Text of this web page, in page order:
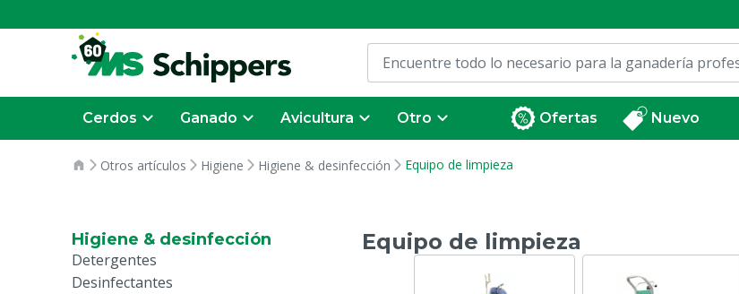
Cerdos Ganado Avicultura Otro Ofertas Nuevo
Otros artículos Higiene Higiene & desinfección Equipo de limpieza
Higiene & desinfección
Detergentes
Desinfectantes
Equipo de limpieza